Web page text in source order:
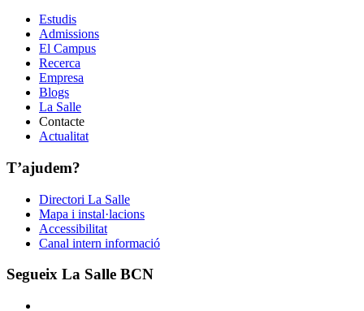
Estudis
Admissions
El Campus
Recerca
Empresa
Blogs
La Salle
Contacte
Actualitat
T’ajudem?
Directori La Salle
Mapa i instal·lacions
Accessibilitat
Canal intern informació
Segueix La Salle BCN